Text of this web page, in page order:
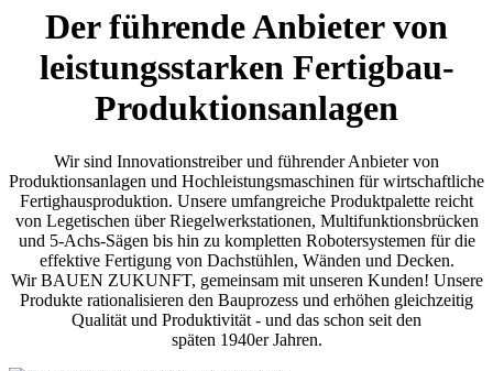
Der führende Anbieter von
leistungsstarken Fertigbau-
Produktionsanlagen
Wir sind Innovationstreiber und führender Anbieter von
Produktionsanlagen und Hochleistungsmaschinen für wirtschaftliche
Fertighausproduktion. Unsere umfangreiche Produktpalette reicht
von Legetischen über Riegelwerkstationen, Multifunktionsbrücken
und 5-Achs-Sägen bis hin zu kompletten Robotersystemen für die
effektive Fertigung von Dachstühlen, Wänden und Decken.
Wir BAUEN ZUKUNFT, gemeinsam mit unseren Kunden! Unsere
Produkte rationalisieren den Bauprozess und erhöhen gleichzeitig
Qualität und Produktivität - und das schon seit den
späten 1940er Jahren.